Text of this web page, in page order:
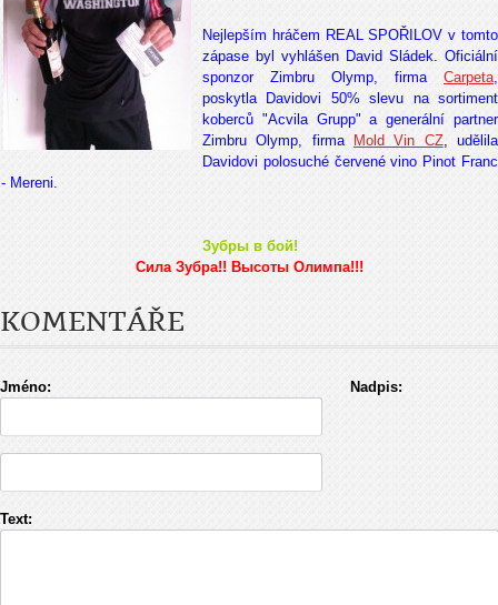
Nejlepším hráčem REAL SPOŘILOV v tomto
zápase byl vyhlášen David Sládek. Oficiální
sponzor Zimbru Olymp, firma Carpeta,
poskytla Davidovi 50% slevu na sortiment
koberců "Acvila Grupp" a generální partner
Zimbru Olymp, firma Mold Vin CZ, udělila
Davidovi polosuché červené vino Pinot Franc
- Mereni.
Зубры в бой!
Сила Зубра!! Bысоты Олимпа!!!
KOMENTÁŘE
Jméno: Nadpis:
Text: